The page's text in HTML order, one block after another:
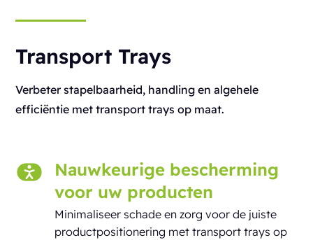
Transport Trays
Verbeter stapelbaarheid, handling en algehele
efficiëntie met transport trays op maat.
Nauwkeurige bescherming
voor uw producten
Minimaliseer schade en zorg voor de juiste
productpositionering met transport trays op